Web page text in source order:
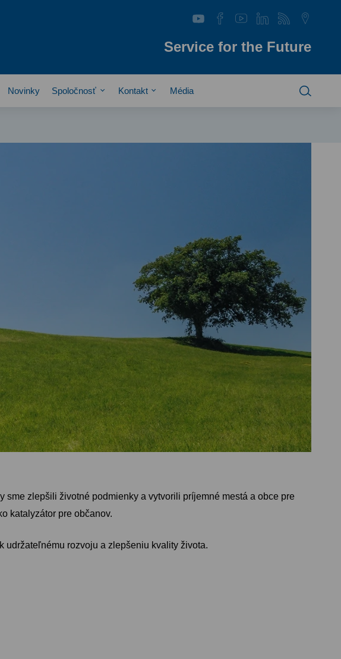
Service for the Future
Novinky Spoločnosť Kontakt Média
sme zlepšili životné podmienky a vytvorili príjemné mestá a obce pre
katalyzátor pre občanov.
udržateľnému rozvoju a zlepšeniu kvality života.